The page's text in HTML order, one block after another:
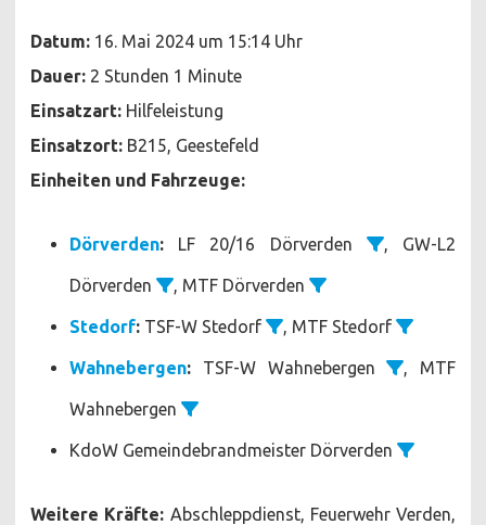
Datum: 16. Mai 2024 um 15:14 Uhr
Dauer: 2 Stunden 1 Minute
Einsatzart: Hilfeleistung
Einsatzort: B215, Geestefeld
Einheiten und Fahrzeuge:
Dörverden: LF 20/16 Dörverden , GW-L2
Dörverden , MTF Dörverden
Stedorf: TSF-W Stedorf , MTF Stedorf
Wahnebergen: TSF-W Wahnebergen , MTF
Wahnebergen
KdoW Gemeindebrandmeister Dörverden
Weitere Kräfte: Abschleppdienst, Feuerwehr Verden,